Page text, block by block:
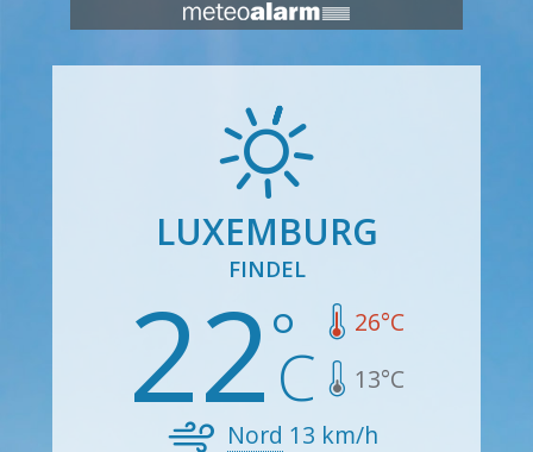
LUXEMBURG
FINDEL
22 26°C
13°C
Nord 13 km/h